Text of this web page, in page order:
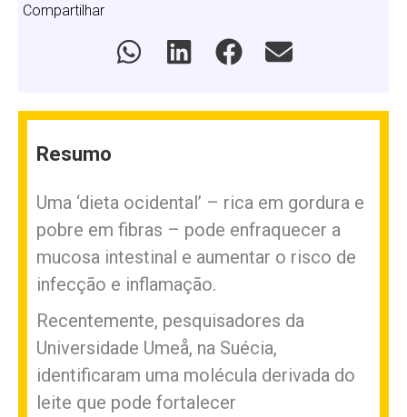
Compartilhar
Resumo
Uma ‘dieta ocidental’ – rica em gordura e
pobre em fibras – pode enfraquecer a
mucosa intestinal e aumentar o risco de
infecção e inflamação.
Recentemente, pesquisadores da
Universidade Umeå, na Suécia,
identificaram uma molécula derivada do
leite que pode fortalecer